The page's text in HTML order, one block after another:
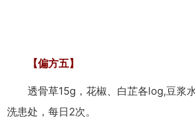
【偏方五】
透骨草15g，花椒、白芷各log,豆浆
洗患处，每日2次。